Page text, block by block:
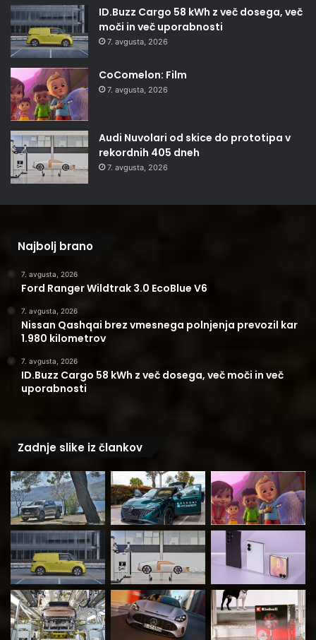
ID.Buzz Cargo 58 kWh z več dosega, več
moči in več uporabnosti
7. avgusta, 2026
CoComelon: Film
7. avgusta, 2026
Audi Nuvolari od skice do prototipa v
rekordnih 405 dneh
7. avgusta, 2026
Najbolj brano
7. avgusta, 2026
Ford Ranger Wildtrak 3.0 EcoBlue V6
7. avgusta, 2026
Nissan Qashqai brez vmesnega polnjenja prevozil kar
1.980 kilometrov
7. avgusta, 2026
ID.Buzz Cargo 58 kWh z več dosega, več moči in več
uporabnosti
Zadnje slike iz člankov